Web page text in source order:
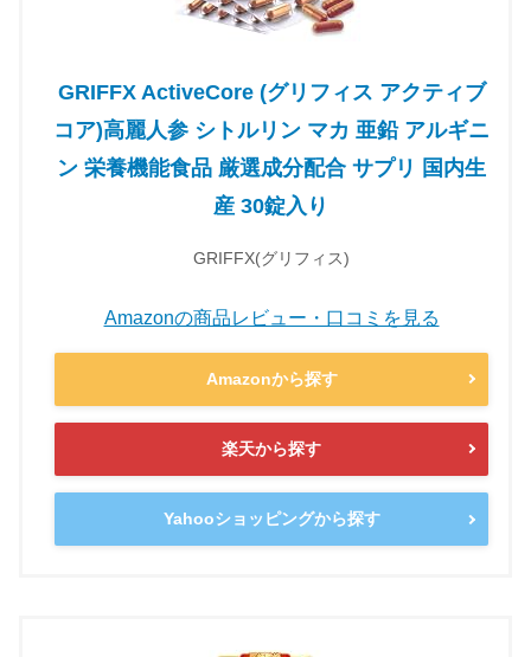
GRIFFX ActiveCore (グリフィス アクティブ
コア)高麗人参 シトルリン マカ 亜鉛 アルギニ
ン 栄養機能食品 厳選成分配合 サプリ 国内生
産 30錠入り
GRIFFX(グリフィス)
Amazonの商品レビュー・口コミを見る
Amazonから探す
楽天から探す
Yahooショッピングから探す